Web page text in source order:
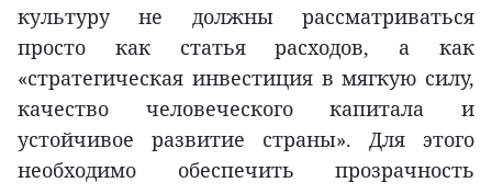
культуру не должны рассматриваться
просто как статья расходов, а как
«стратегическая инвестиция в мягкую силу,
качество человеческого капитала и
устойчивое развитие страны». Для этого
необходимо обеспечить прозрачность